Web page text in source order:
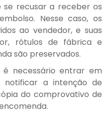
recusar a receber os
Nesse caso, os
ao vendedor, e suas
rótulos de fábrica e
são preservados.
é necessário entrar em
a intenção de
do comprovativo de